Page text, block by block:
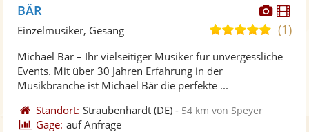
Fotos
BÄR
5,0
5
(1)
Einzelmusiker, Gesang
Michael Bär – Ihr vielseitiger Musiker für unvergessliche
Events. Mit über 30 Jahren Erfahrung in der
Musikbranche ist Michael Bär die perfekte ...
Standort: Straubenhardt (DE) - 54 km von Speyer
Gage: auf Anfrage